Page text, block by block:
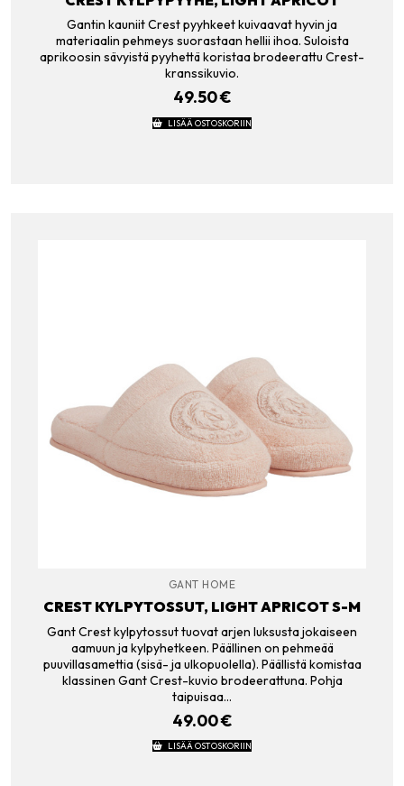
Gantin kauniit Crest pyyhkeet kuivaavat hyvin ja
materiaalin pehmeys suorastaan hellii ihoa. Suloista
aprikoosin sävyistä pyyhettä koristaa brodeerattu Crest-
kranssikuvio.
49.50€
LISÄÄ OSTOSKORIIN
GANT HOME
CREST KYLPYTOSSUT, LIGHT APRICOT S-M
Gant Crest kylpytossut tuovat arjen luksusta jokaiseen
aamuun ja kylpyhetkeen. Päällinen on pehmeää
puuvillasamettia (sisä- ja ulkopuolella). Päällistä komistaa
klassinen Gant Crest-kuvio brodeerattuna. Pohja
taipuisaa…
49.00€
LISÄÄ OSTOSKORIIN